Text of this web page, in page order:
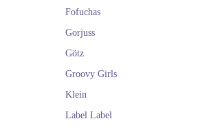
Fofuchas
Gorjuss
Götz
Groovy Girls
Klein
Label Label